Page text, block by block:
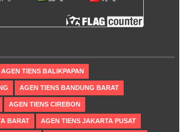
AGEN TIENS BALIKPAPAN
AGEN TIENS BANDUNG BARAT
AGEN TIENS CIREBON
BARAT AGEN TIENS JAKARTA PUSAT